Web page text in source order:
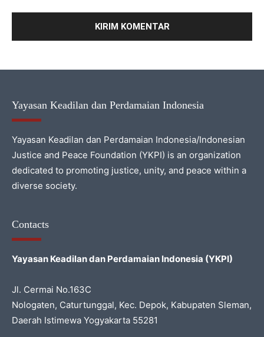
Yayasan Keadilan dan Perdamaian Indonesia
Yayasan Keadilan dan Perdamaian Indonesia/Indonesian
Justice and Peace Foundation (YKPI) is an organization
dedicated to promoting justice, unity, and peace within a
diverse society.
Contacts
Yayasan Keadilan dan Perdamaian Indonesia (YKPI)
Jl. Cermai No.163C
Nologaten, Caturtunggal, Kec. Depok, Kabupaten Sleman,
Daerah Istimewa Yogyakarta 55281